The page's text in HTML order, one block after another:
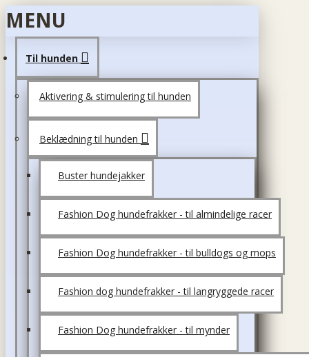
MENU
Til hunden
Aktivering & stimulering til hunden
Beklædning til hunden
Buster hundejakker
Fashion Dog hundefrakker - til almindelige racer
Fashion Dog hundefrakker - til bulldogs og mops
Fashion dog hundefrakker - til langryggede racer
Fashion Dog hundefrakker - til mynder